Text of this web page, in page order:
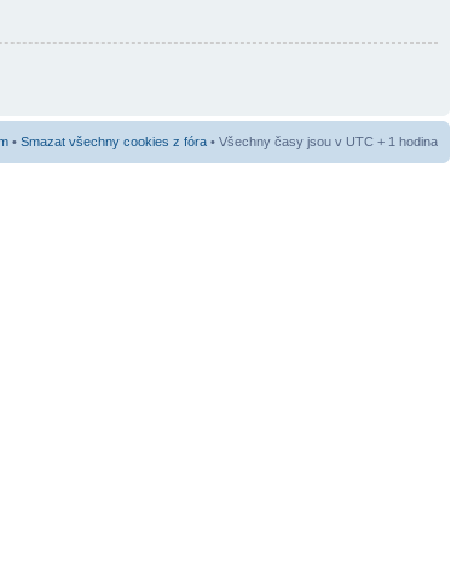
• Smazat všechny cookies z fóra • Všechny časy jsou v UTC + 1 hodina